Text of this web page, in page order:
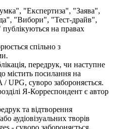
"Експертиза", "Заява",
"Вибори", "Тест-драйв",
на правах
спільно з
передрук, чи наступне
містить посилання на
/ UPG, суворо забороняється.
Я-Корреспондент є автор
та відтворення
аудіовізуальних творів
- суворо забороняється.